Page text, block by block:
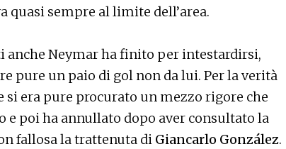
quasi sempre al limite dell’area.
anche Neymar ha finito per intestardirsi,
pure un paio di gol non da lui. Per la verità
si era pure procurato un mezzo rigore che
e poi ha annullato dopo aver consultato la
fallosa la trattenuta di Giancarlo González.